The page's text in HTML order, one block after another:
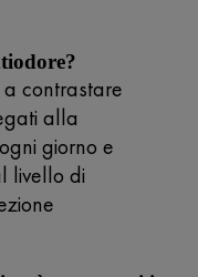
contrastare
alla
giorno e
livello di